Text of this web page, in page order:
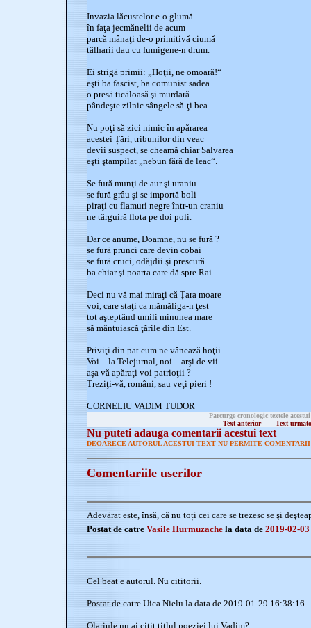
Invazia lăcustelor e-o glumă
în faţa jecmănelii de acum
parcă mânaţi de-o primitivă ciumă
tâlharii dau cu fumigene-n drum.
Ei strigă primii: „Hoţii, ne omoară!“
eşti ba fascist, ba comunist sadea
o presă ticăloasă şi murdară
pândeşte zilnic sângele să-ţi bea.
Nu poţi să zici nimic în apărarea
acestei Țări, tribunilor din veac
devii suspect, se cheamă chiar Salvarea
eşti ştampilat „nebun fără de leac“.
Se fură munţi de aur şi uraniu
se fură grâu şi se importă boli
piraţi cu flamuri negre într-un craniu
ne târguiră flota pe doi poli.
Dar ce anume, Doamne, nu se fură ?
se fură prunci care devin cobai
se fură cruci, odăjdii şi prescură
ba chiar şi poarta care dă spre Rai.
Deci nu vă mai miraţi că Țara moare
voi, care staţi ca mămăliga-n ţest
tot aşteptând umili minunea mare
să mântuiască ţările din Est.
Priviţi din pat cum ne vânează hoţii
Voi – la Telejurnal, noi – arşi de vii
aşa vă apăraţi voi patrioţii ?
Treziţi-vă, români, sau veţi pieri !
CORNELIU VADIM TUDOR
Parcurge cronologic textele
Text anterior
Text
Nu puteti adauga comentarii acestui text
DEOARECE AUTORUL ACESTUI TEXT NU PERMITE
Comentariile userilor
Adevărat este, însă, că nu toți cei care se trezesc se şi
Postat de catre Vasile Hurmuzache la data de 2019-02-
Cel beat e autorul. Nu cititorii.
Postat de catre Uica Nielu la data de 2019-01-29 16:38:16
Olariule nu ai citit titlul poeziei lui Vadim?